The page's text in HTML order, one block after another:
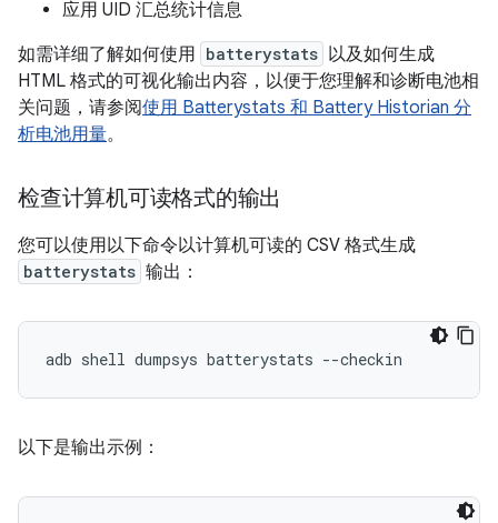
应用 UID 汇总统计信息
如需详细了解如何使用 batterystats 以及如何生成
HTML 格式的可视化输出内容，以便于您理解和诊断电池相
关问题，请参阅使用 Batterystats 和 Battery Historian 分
析电池用量。
检查计算机可读格式的输出
您可以使用以下命令以计算机可读的 CSV 格式生成
batterystats 输出：
以下是输出示例：